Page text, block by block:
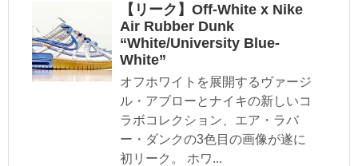
【リーク】Off-White x Nike
Air Rubber Dunk
“White/University Blue-
White”
オフホワイトを展開するヴァージ
ル・アブローとナイキの新しいコ
ラボコレクション、エア・ラバ
ー・ダンクの3色目の画像が遂に
初リーク。 ホワ...